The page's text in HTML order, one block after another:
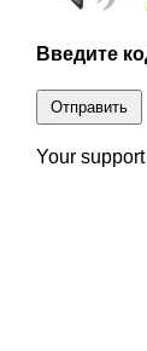
Введите
Отправить
Your